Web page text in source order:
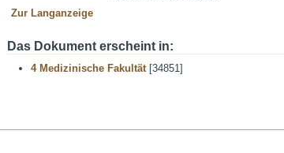
Zur Langanzeige
Das Dokument erscheint in:
4 Medizinische Fakultät[34851]